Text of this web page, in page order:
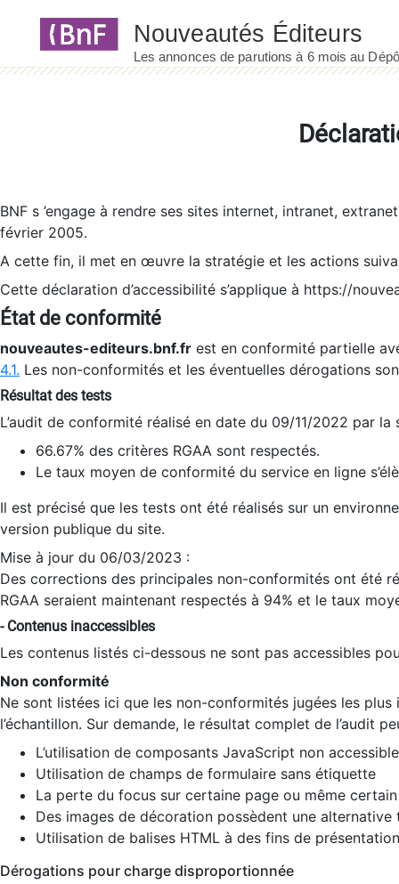
BNF s ’engage à rendre ses sites internet, intranet,
février 2005.
A cette fin, il met en œuvre la stratégie et les actions
Cette déclaration d’accessibilité s’applique à https://
État de conformité
nouveautes-editeurs.bnf.fr est en conformité partielle
4.1. Les non-conformités et les éventuelles dérogations
Résultat des tests
L’audit de conformité réalisé en date du 09/11/2022 par
66.67% des critères RGAA sont respectés.
Le taux moyen de conformité du service en ligne
Il est précisé que les tests ont été réalisés sur un
version publique du site.
Mise à jour du 06/03/2023 :
Des corrections des principales non-conformités ont été
RGAA seraient maintenant respectés à 94% et le taux
- Contenus inaccessibles
Les contenus listés ci-dessous ne sont pas accessibles
Non conformité
Ne sont listées ici que les non-conformités jugées les
l’échantillon. Sur demande, le résultat complet de l’audit
L’utilisation de composants JavaScript non
Utilisation de champs de formulaire sans étiquette
La perte du focus sur certaine page ou même
Des images de décoration possèdent une alternative
Utilisation de balises HTML à des fins de
Dérogations pour charge disproportionnée